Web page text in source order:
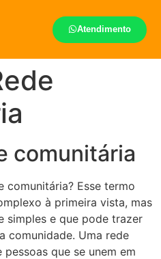
Atendimento
comunitária
comunitária? Esse termo
à primeira vista, mas
simples e que pode trazer
comunidade. Uma rede
que se unem em